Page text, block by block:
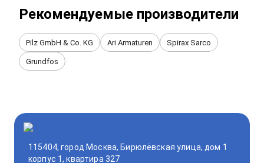
Рекомендуемые производители
Pilz GmbH & Co. KG Ari Armaturen Spirax Sarco
Grundfos
115404, город Москва, Бирюлёвская улица, дом 1
корпус 1, квартира 327